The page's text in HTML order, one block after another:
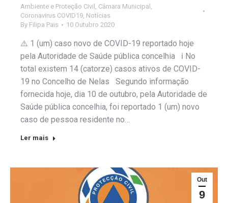
Ambiente e Proteção Civil , Câmara Municipal ,
Coronavirus COVID19, Notícias
By Filipa Pais 10 Outubro 2020
⚠️ 1 (um) caso novo de COVID-19 reportado hoje
pela Autoridade de Saúde pública concelhia ℹ️ No
total existem 14 (catorze) casos ativos de COVID-
19 no Concelho de Nelas Segundo informação
fornecida hoje, dia 10 de outubro, pela Autoridade de
Saúde pública concelhia, foi reportado 1 (um) novo
caso de pessoa residente no…
Ler mais
Out
9